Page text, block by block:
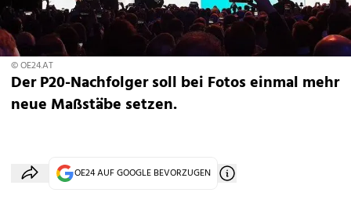
© OE24.AT
Der P20-Nachfolger soll bei Fotos einmal mehr
neue Maßstäbe setzen.
OE24 AUF GOOGLE BEVORZUGEN